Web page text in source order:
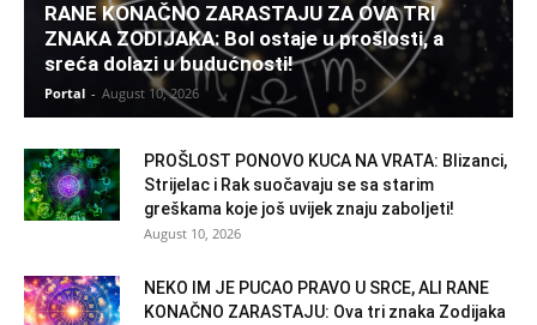
RANE KONAČNO ZARASTAJU ZA OVA TRI
ZNAKA ZODIJAKA: Bol ostaje u prošlosti, a
sreća dolazi u budućnosti!
Portal - August 10, 2026
PROŠLOST PONOVO KUCA NA VRATA: Blizanci,
Strijelac i Rak suočavaju se sa starim
greškama koje još uvijek znaju zaboljeti!
August 10, 2026
NEKO IM JE PUCAO PRAVO U SRCE, ALI RANE
KONAČNO ZARASTAJU: Ova tri znaka Zodijaka